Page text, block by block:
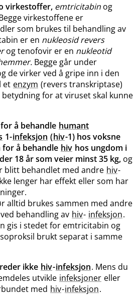
virkestoffer, emtricitabin og
virkestoffene er
som brukes til behandling av
er en nukleosid revers
og tenofovir er en nukleotid
Begge går under
de virker ved å gripe inn i den
et enzym (revers transkriptase)
for at viruset skal kunne
å behandle humant
1-infeksjon (hiv-1) hos voksne
for å behandle hiv hos ungdom i
18 år som veier minst 35 kg, og
blitt behandlet med andre hiv-
lenger har effekt eller som har
alltid brukes sammen med andre
behandling av hiv- infeksjon.
gis i stedet for emtricitabin og
brukt separat i samme
ikke hiv-infeksjon. Mens du
utvikle infeksjoner eller
med hiv-infeksjon.